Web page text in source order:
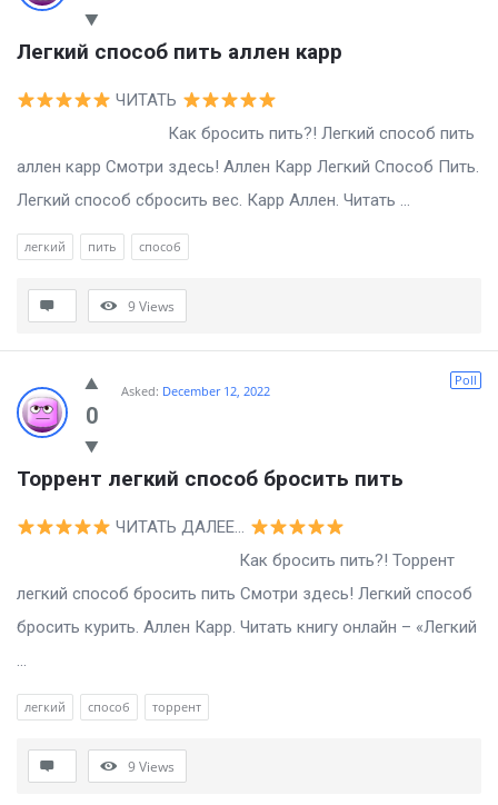
Легкий способ пить аллен карр
ЧИТАТЬ
Как бросить пить?! Легкий способ пить
аллен карр Смотри здесь! Аллен Карр Легкий Способ Пить.
Легкий способ сбросить вес. Карр Аллен. Читать ...
легкий пить способ
9Views
0
Poll
Asked: December 12, 2022
Торрент легкий способ бросить пить
ЧИТАТЬ ДАЛЕЕ…
Как бросить пить?! Торрент
легкий способ бросить пить Смотри здесь! Легкий способ
бросить курить. Аллен Карр. Читать книгу онлайн – «Легкий
...
легкий способ торрент
9Views